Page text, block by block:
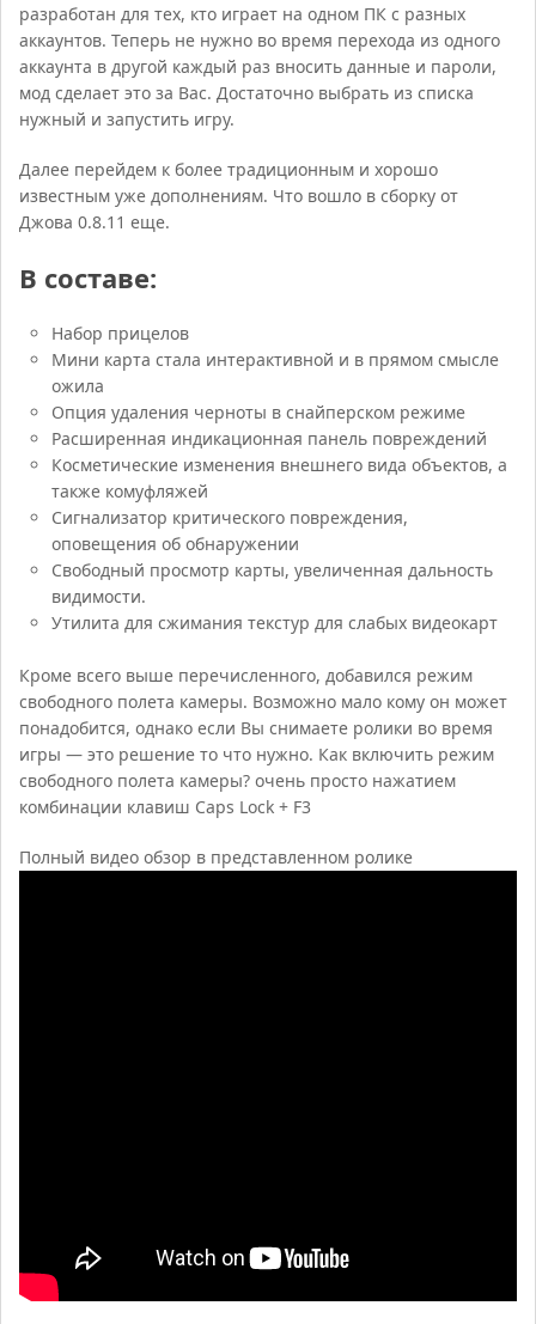
разработан для тех, кто играет на одном ПК с разных
аккаунтов. Теперь не нужно во время перехода из одного
аккаунта в другой каждый раз вносить данные и пароли,
мод сделает это за Вас. Достаточно выбрать из списка
нужный и запустить игру.
Далее перейдем к более традиционным и хорошо
известным уже дополнениям. Что вошло в сборку от
Джова 0.8.11 еще.
В составе:
Набор прицелов
Мини карта стала интерактивной и в прямом смысле
ожила
Опция удаления черноты в снайперском режиме
Расширенная индикационная панель повреждений
Косметические изменения внешнего вида объектов, а
также комуфляжей
Сигнализатор критического повреждения,
оповещения об обнаружении
Свободный просмотр карты, увеличенная дальность
видимости.
Утилита для сжимания текстур для слабых видеокарт
Кроме всего выше перечисленного, добавился режим
свободного полета камеры. Возможно мало кому он может
понадобится, однако если Вы снимаете ролики во время
игры — это решение то что нужно. Как включить режим
свободного полета камеры? очень просто нажатием
комбинации клавиш Caps Lock + F3
Полный видео обзор в представленном ролике